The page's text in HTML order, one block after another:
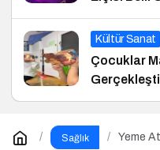
Kültür Sanat
Çocuklar
Sağlık
Yeme